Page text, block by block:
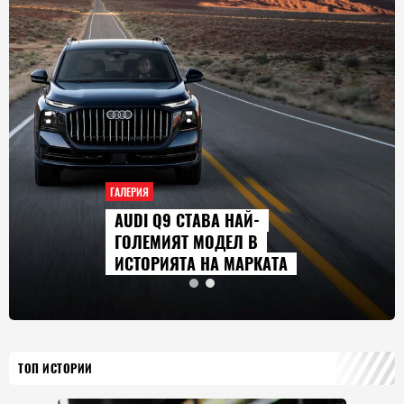
ГАЛЕРИЯ
AUDI Q9 СТАВА НАЙ-
ГОЛЕМИЯТ МОДЕЛ В
ИСТОРИЯТА НА МАРКАТА
ТОП ИСТОРИИ